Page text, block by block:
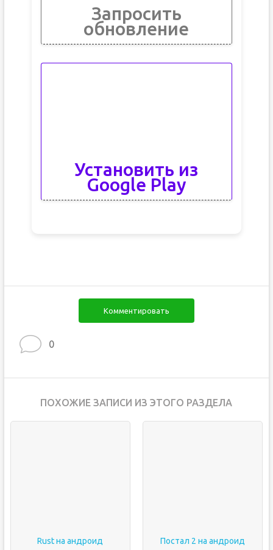
Запросить
обновление
Установить из
Google Play
Комментировать
0
ПОХОЖИЕ ЗАПИСИ ИЗ ЭТОГО РАЗДЕЛА
Rust на андроид Постал 2 на андроид